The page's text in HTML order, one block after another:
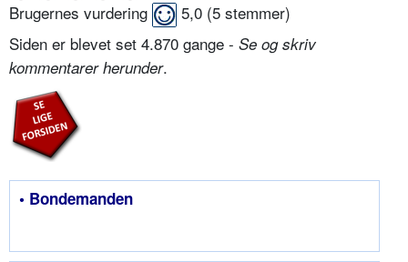
Brugernes vurdering 5,0 (5 stemmer)
Siden er blevet set 4.870 gange - Se og skriv
kommentarer herunder.
• Bondemanden